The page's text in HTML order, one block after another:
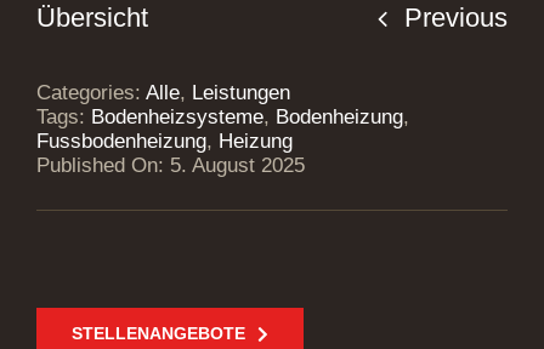
Übersicht Previous
Categories: Alle, Leistungen
Tags: Bodenheizsysteme, Bodenheizung,
Fussbodenheizung, Heizung
Published On: 5. August 2025
STELLENANGEBOTE